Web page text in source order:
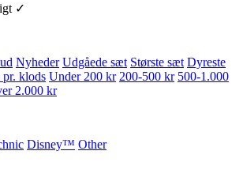
✓
Nyheder Udgåede sæt Største sæt Dyreste
pr. klods Under 200 kr 200-500 kr 500-1.000
2.000 kr
Disney™ Other